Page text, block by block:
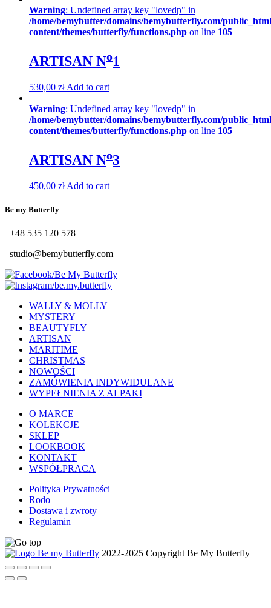
Warning: Undefined array key "lovedp" in
/home/bemybutter/domains/bemybutterfly.com/
content/themes/butterfly/functions.php on line 105
ARTISAN No1
530,00 zł Add to cart
Warning: Undefined array key "lovedp" in
/home/bemybutter/domains/bemybutterfly.com/
content/themes/butterfly/functions.php on line 105
ARTISAN No3
450,00 zł Add to cart
Be my Butterfly
+48 535 120 578
studio@bemybutterfly.com
/Be My Butterfly
/be.my.butterfly
WALLY & MOLLY
MYSTERY
BEAUTYFLY
ARTISAN
MARITIME
CHRISTMAS
NOWOŚCI
ZAMÓWIENIA INDYWIDULANE
WYPEŁNIENIA Z ALPAKI
O MARCE
KOLEKCJE
SKLEP
LOOKBOOK
KONTAKT
WSPÓŁPRACA
Polityka Prywatności
Rodo
Dostawa i zwroty
Regulamin
2022-2025 Copyright Be My Butterfly